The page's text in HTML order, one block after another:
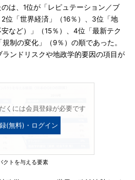
は、1位が「レピュテーション／ブ
位「世界経済」（16％）、3位「地
など）」（15％）、4位「最新テク
制の変化」（9％）の順であった。
ンドリスクや地政学的要因の項目が
くには会員登録が必要です
(無料)・ログイン
トを与える要素